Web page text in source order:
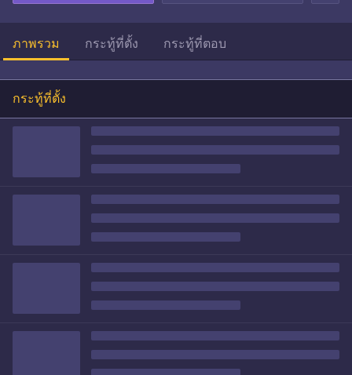
ภาพรวม กระทู้ที่ตั้ง กระทู้ที่ตอบ
กระทู้ที่ตั้ง